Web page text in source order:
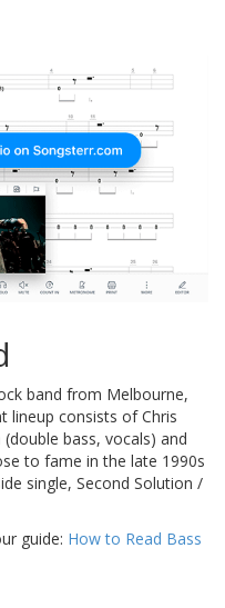
band from Melbourne,
lineup consists of Chris
bass, vocals) and
to fame in the late 1990s
single, Second Solution /
guide: How to Read Bass